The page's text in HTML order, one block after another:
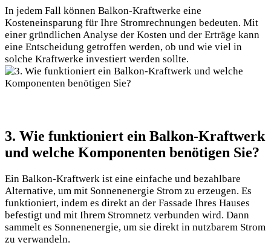
In jedem⁣ Fall können Balkon-Kraftwerke eine
Kosteneinsparung für Ihre‌ Stromrechnungen bedeuten. Mit
einer ‌gründlichen⁢ Analyse der‍ Kosten und der Erträge kann
eine⁢ Entscheidung getroffen‍ werden, ob und wie viel in
solche Kraftwerke‌ investiert werden sollte.
3. Wie funktioniert ein Balkon-Kraftwerk
‌und welche Komponenten benötigen Sie?
Ein Balkon-Kraftwerk ist eine einfache und bezahlbare
Alternative, um mit Sonnenenergie Strom ⁢zu erzeugen. Es
funktioniert, indem es direkt an ⁤der Fassade⁢ Ihres‍ Hauses
befestigt und mit Ihrem Stromnetz verbunden wird. Dann
sammelt⁣ es Sonnenenergie, um sie direkt in nutzbarem⁢ Strom⁢
zu verwandeln. ⁣